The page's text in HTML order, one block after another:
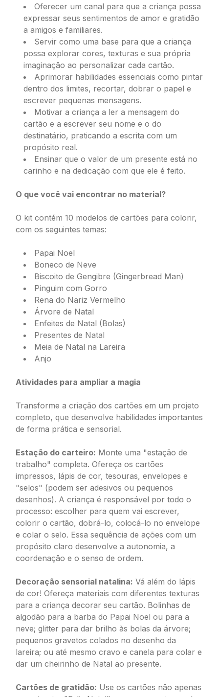
Oferecer um canal para que a criança possa
expressar seus sentimentos de amor e gratidão
a amigos e familiares.
Servir como uma base para que a criança
possa explorar cores, texturas e sua própria
imaginação ao personalizar cada cartão.
Aprimorar habilidades essenciais como pintar
dentro dos limites, recortar, dobrar o papel e
escrever pequenas mensagens.
Motivar a criança a ler a mensagem do
cartão e a escrever seu nome e o do
destinatário, praticando a escrita com um
propósito real.
Ensinar que o valor de um presente está no
carinho e na dedicação com que ele é feito.
O que você vai encontrar no material?
O kit contém 10 modelos de cartões para colorir,
com os seguintes temas:
Papai Noel
Boneco de Neve
Biscoito de Gengibre (Gingerbread Man)
Pinguim com Gorro
Rena do Nariz Vermelho
Árvore de Natal
Enfeites de Natal (Bolas)
Presentes de Natal
Meia de Natal na Lareira
Anjo
Atividades para ampliar a magia
Transforme a criação dos cartões em um projeto
completo, que desenvolve habilidades importantes
de forma prática e sensorial.
Estação do carteiro: Monte uma "estação de
trabalho" completa. Ofereça os cartões
impressos, lápis de cor, tesouras, envelopes e
"selos" (podem ser adesivos ou pequenos
desenhos). A criança é responsável por todo o
processo: escolher para quem vai escrever,
colorir o cartão, dobrá-lo, colocá-lo no envelope
e colar o selo. Essa sequência de ações com um
propósito claro desenvolve a autonomia, a
coordenação e o senso de ordem.
Decoração sensorial natalina: Vá além do lápis
de cor! Ofereça materiais com diferentes texturas
para a criança decorar seu cartão. Bolinhas de
algodão para a barba do Papai Noel ou para a
neve; glitter para dar brilho às bolas da árvore;
pequenos gravetos colados no desenho da
lareira; ou até mesmo cravo e canela para colar e
dar um cheirinho de Natal ao presente.
Cartões de gratidão: Use os cartões não apenas